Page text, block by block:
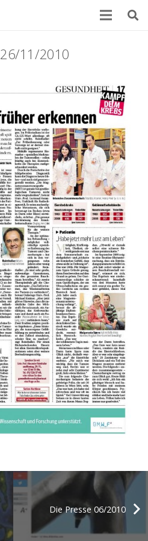
26/11/2010
Die Presse 06/2010